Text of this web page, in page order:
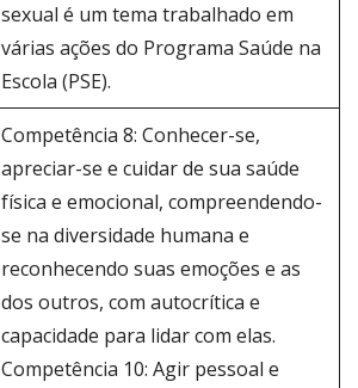
sexual é um tema trabalhado em
várias ações do Programa Saúde na
Escola (PSE).
Competência 8: Conhecer-se,
apreciar-se e cuidar de sua saúde
física e emocional, compreendendo-
se na diversidade humana e
reconhecendo suas emoções e as
dos outros, com autocrítica e
capacidade para lidar com elas.
Competência 10: Agir pessoal e